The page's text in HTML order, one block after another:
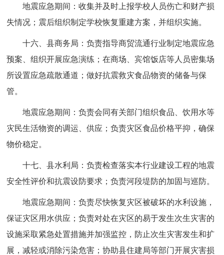
地震应急期间：收集并及时上报学校人员伤亡和财产损
失情况；震后组织制定学校恢复重建方案，并组织实施。
十六、县商务局：负责指导商贸流通行业制定地震应急
预案、组织开展应急演练；在商场、宾馆饭店等人员密集场
所设置应急疏散通道；做好抗震救灾食品物资的储备与保
管。
地震应急期间：负责会同有关部门组织食品、饮用水等
灾民生活物资的调运、供应；负责灾区食品价格平抑，确保
物价稳定。
十七、县水利局：负责检查落实本行业建设工程的地震
安全性评价和抗震设防要求；负责河段堤防的加固与巡防。
地震应急期间：负责尽快恢复灾区被破坏的水利设施，
保证灾区用水供应；负责对处在灾区的易于发生次生灾害的
设施采取紧急处置措施并加强监控，防止次生灾害发生和扩
展，减轻或消除污染危害；协助县住建局等部门开展灾害损